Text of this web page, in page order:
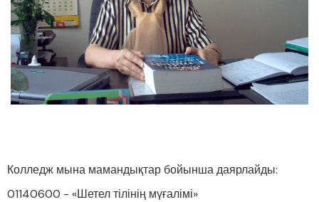
Колледж мына мамандықтар бойынша даярлайды:
01140600 - «Шетел тілінің мүғалімі»